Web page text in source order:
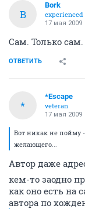
B
Bork
experienced
17 мая 2009
Сам. Только
ОТВЕТИТЬ
*
*Escape
veteran
17 мая 2009
Вот никак не пойму
желающего...
Автор даже
кем-то заодно
как оно есть на
автора по